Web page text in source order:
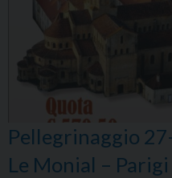
Pellegrinaggio
Le Monial –